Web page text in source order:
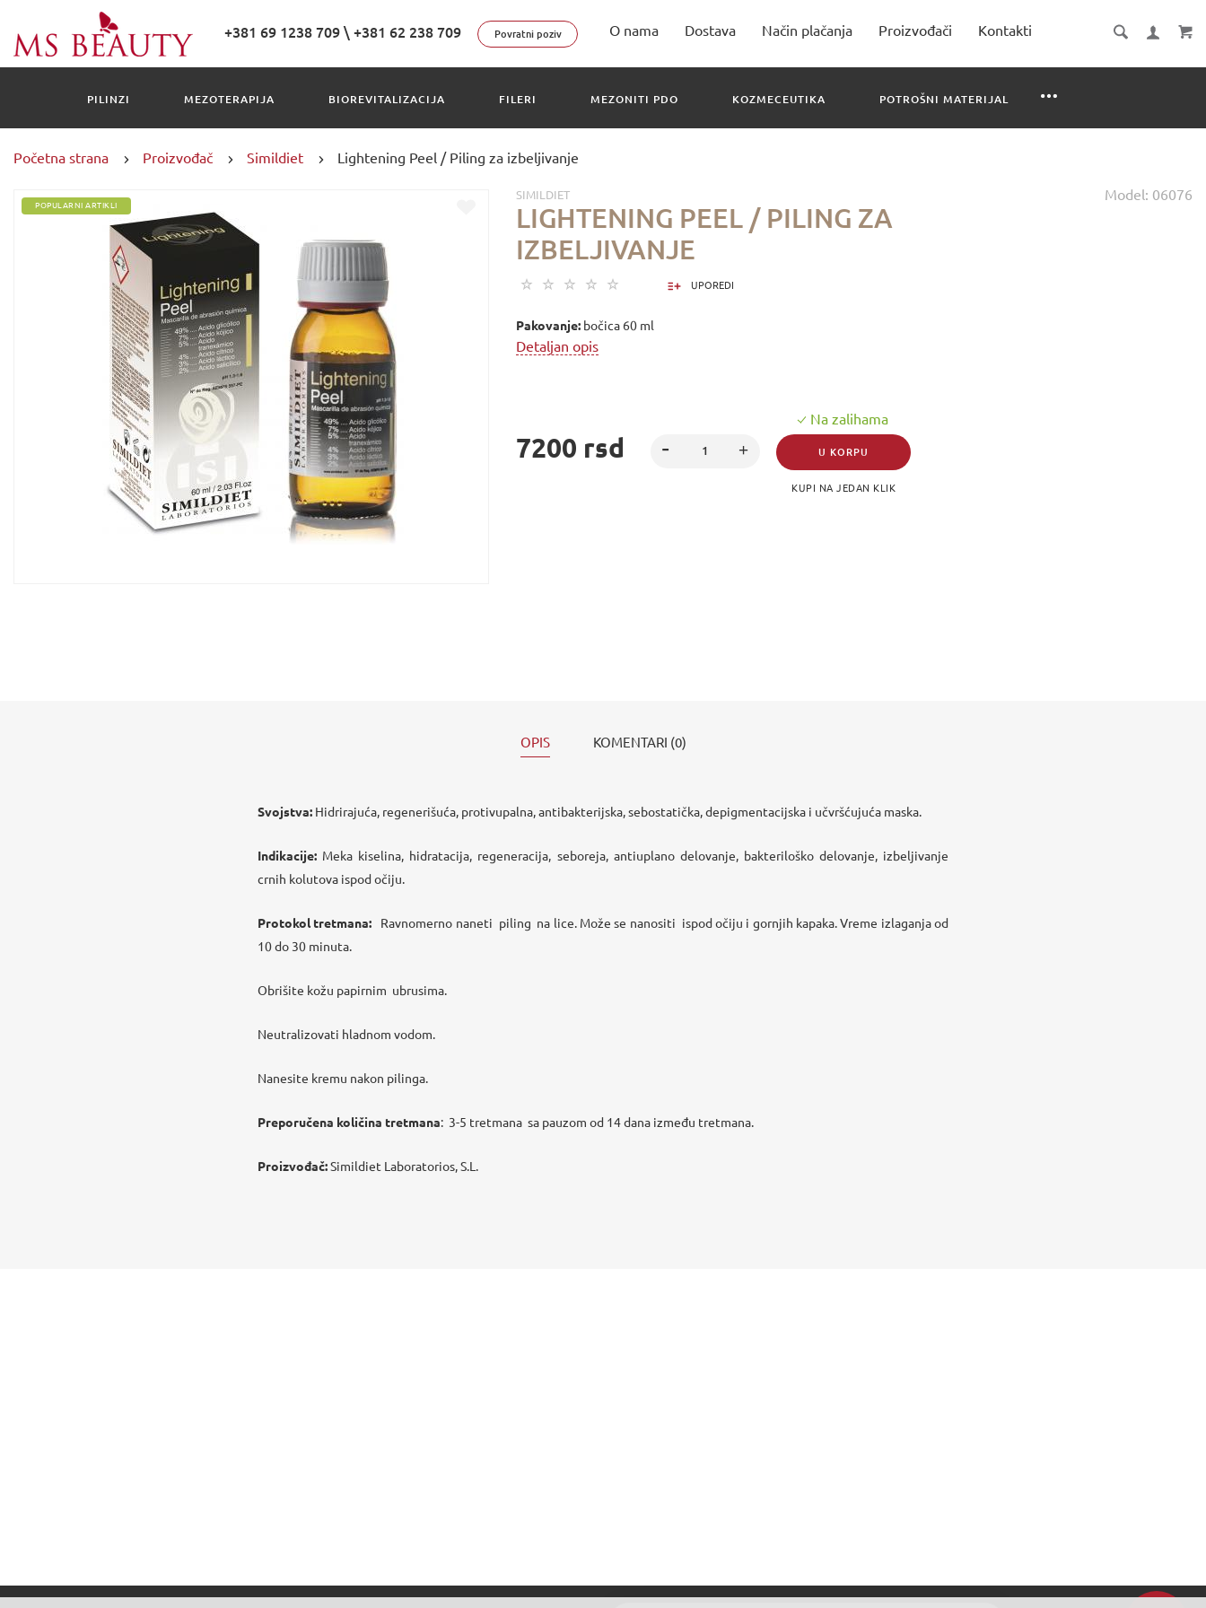
+381 69 1238 709 \ +381 62 238 709 Povratni poziv O nama Dostava Način plačanja Proizvođači Kontakti
PILINZI MEZOTERAPIJA BIOREVITALIZACIJA FILERI MEZONITI PDO KOZMECEUTIKA POTROŠNI MATERIJAL
Početna strana Proizvođač Simildiet Lightening Peel / Piling za izbeljivanje
POPULARNI ARTIKLI
Model: 06076
SIMILDIET
LIGHTENING PEEL / PILING ZA
IZBELJIVANJE
UPOREDI
Pakovanje: bočica 60 ml
Detaljan opis
7200 rsd
Na zalihama
U KORPU
KUPI NA JEDAN KLIK
OPIS KOMENTARI (0)
Svojstva: Hidrirajuća, regenerišuća, protivupalna, antibakterijska, sebostatička, depigmentacijska i učvršćujuća maska.
Indikacije: Meka kiselina, hidratacija, regeneracija, seboreja, antiuplano delovanje, bakteriloško delovanje, izbeljivanje
crnih kolutova ispod očiju.
Protokol tretmana: Ravnomerno naneti piling na lice. Može se nanositi ispod očiju i gornjih kapaka. Vreme izlaganja od
10 do 30 minuta.
Obrišite kožu papirnim ubrusima.
Neutralizovati hladnom vodom.
Nanesite kremu nakon pilinga.
Preporučena količina tretmana: 3-5 tretmana sa pauzom od 14 dana između tretmana.
Proizvođač:Simildiet Laboratorios, S.L.